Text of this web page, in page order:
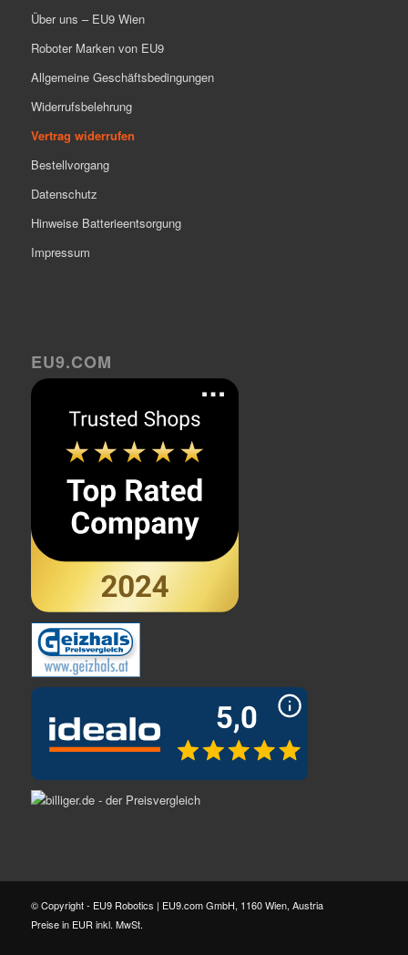
Über uns – EU9 Wien
Roboter Marken von EU9
Allgemeine Geschäftsbedingungen
Widerrufsbelehrung
Vertrag widerrufen
Bestellvorgang
Datenschutz
Hinweise Batterieentsorgung
Impressum
EU9.COM
© Copyright - EU9 Robotics | EU9.com GmbH, 1160 Wien, Austria
Preise in EUR inkl. MwSt.